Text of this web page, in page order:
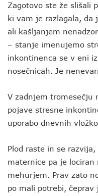
Zagotovo ste že slišali
ki vam je razlagala,
ali kašljanjem
– stanje imenujemo
inkontinenca se v eni
nosečnicah. Je
V zadnjem tromesečju
pojave stresne
uporabo dnevnih
Plod raste in se
maternice pa je lociran
mehurjem. Prav zato
po mali potrebi,